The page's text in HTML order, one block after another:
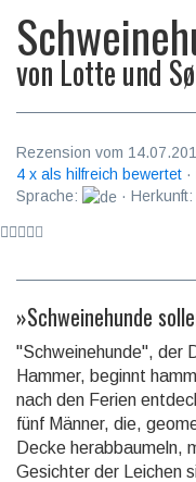
von Lotte und
Rezension vom
4 x als hilfreich bewertet
Sprache:
· Herkunft:
»Schweinehunde
"Schweinehunde", der
Hammer, beginnt
nach den Ferien
fünf Männer, die,
Decke herabbaumeln,
Gesichter der Leichen